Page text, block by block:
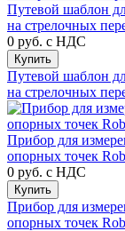
Путевой шаблон
на стрелочных
0 руб. с НДС
Купить
Путевой шаблон
на стрелочных
Прибор для
опорных точек
0 руб. с НДС
Купить
Прибор для
опорных точек